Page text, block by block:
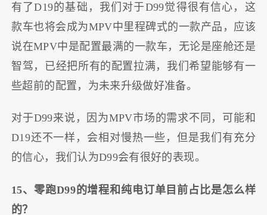
有了D19的基础，我们对于D99觉得很有信心，这
款车也将会成为MPV中里程碑式的一款产品，应该
说在MPV中是配置最满的一款车，无论是座舱还是
智驾，已经把所有的配置拉满，我们希望能够有一
些超前的配置，为未来升级做好准备。
对于D99来说，因为MPV市场的需求不同，可能和
D19还不一样，会相对慢热一些，但是我们有充分
的信心，我们认为D99会有很好的表现。
15、零跑D99的增程和纯电订单目前占比是怎么样
的？